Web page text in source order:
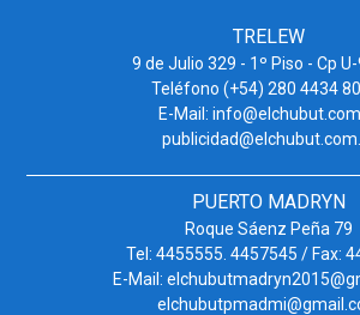
TRELEW
9 de Julio 329 - 1º Piso - Cp
Teléfono (+54) 280 4434
E-Mail:
PUERTO MADRYN
Roque Sáenz Peña 79
Tel: 4455555. 4457545 / Fax:
E-Mail: